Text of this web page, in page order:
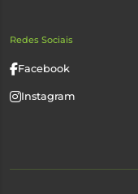
Redes Sociais
Facebook
Instagram